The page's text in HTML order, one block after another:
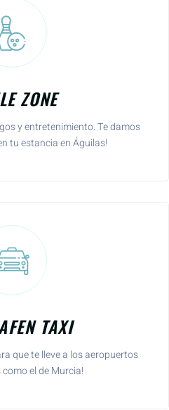
ZONE
y entretenimiento. Te damos
tu estancia en Águilas!
TAXI
que te lleve a los aeropuertos
el de Murcia!